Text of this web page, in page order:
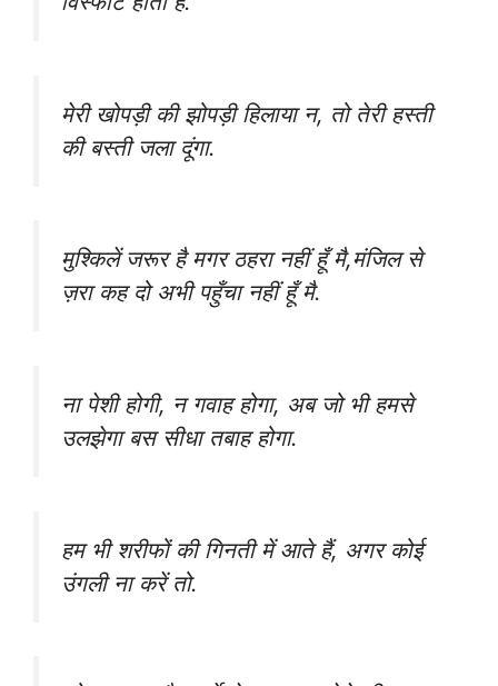
मेरी खोपड़ी की झोपड़ी हिलाया न, तो तेरी हस्ती
की बस्ती जला दूंगा.
मुश्किलें जरूर है मगर ठहरा नहीं हूँ मै,मंजिल से
ज़रा कह दो अभी पहुँचा नहीं हूँ मै.
ना पेशी होगी, न गवाह होगा, अब जो भी हमसे
उलझेगा बस सीधा तबाह होगा.
हम भी शरीफों की गिनती में आते हैं, अगर कोई
उंगली ना करें तो.